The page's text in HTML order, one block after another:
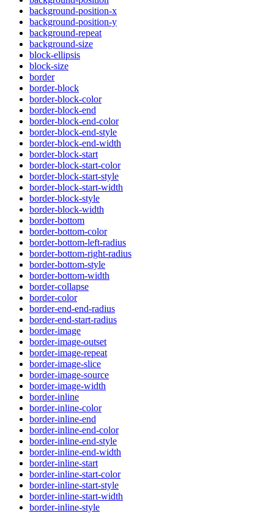
background-position-x
background-position-y
background-repeat
background-size
block-ellipsis
block-size
border
border-block
border-block-color
border-block-end
border-block-end-color
border-block-end-style
border-block-end-width
border-block-start
border-block-start-color
border-block-start-style
border-block-start-width
border-block-style
border-block-width
border-bottom
border-bottom-color
border-bottom-left-radius
border-bottom-right-radius
border-bottom-style
border-bottom-width
border-collapse
border-color
border-end-end-radius
border-end-start-radius
border-image
border-image-outset
border-image-repeat
border-image-slice
border-image-source
border-image-width
border-inline
border-inline-color
border-inline-end
border-inline-end-color
border-inline-end-style
border-inline-end-width
border-inline-start
border-inline-start-color
border-inline-start-style
border-inline-start-width
border-inline-style